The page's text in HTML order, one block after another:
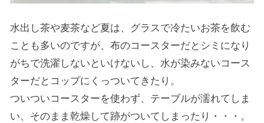
水出し茶や麦茶など夏は、グラスで冷たいお茶を飲む
ことも多いのですが、布のコースターだとシミになり
がちで洗濯しないといけないし、水が染みないコース
ターだとコップにくっついてきたり。
ついついコースターを使わず、テーブルが濡れてしま
い、そのまま乾燥して跡がついてしまったり・・・。